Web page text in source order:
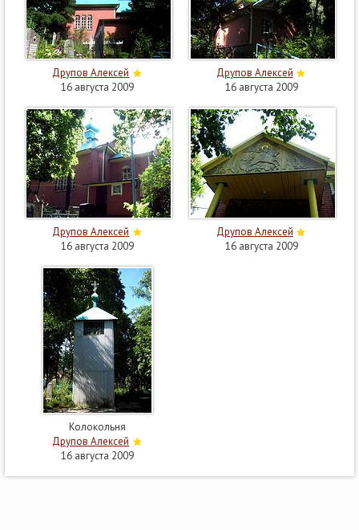
Друпов Алексей
16 августа 2009
Друпов Алексей
16 августа 2009
Друпов Алексей
16 августа 2009
Друпов Алексей
16 августа 2009
Колокольня
Друпов Алексей
16 августа 2009